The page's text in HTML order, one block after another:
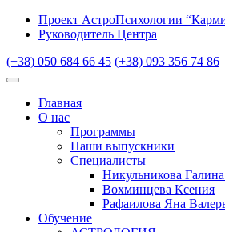
Проект АстроПсихологии
Руководитель Центра
(+38) 050 684 66 45 (+38) 093 356 74 86
Главная
О нас
Программы
Наши выпускники
Специалисты
Никульникова
Вохминцева Ксения
Рафаилова Яна
Обучение